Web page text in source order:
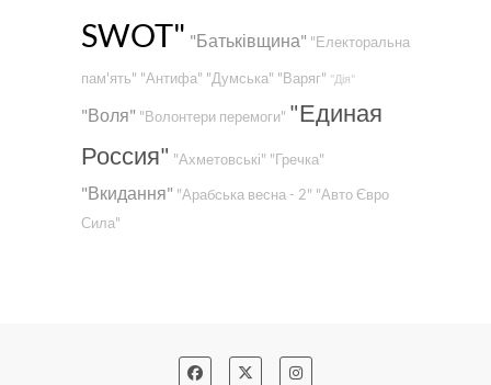
SWOT" "Батьківщина" "Електоральна
пам'ять" "Антифа" "Думська" "Варяг" "Дія"
"Воля" "Волонтери перемоги" "Единая
Россия" "Ахметовські" "Гречка"
"Вкидання" "Арабська весна - 2" "Авто Євро
Сила"